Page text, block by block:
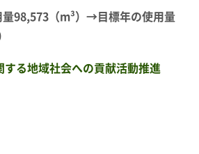
量98,573（m³）→目標年の使用量
する地域社会への貢献活動推進